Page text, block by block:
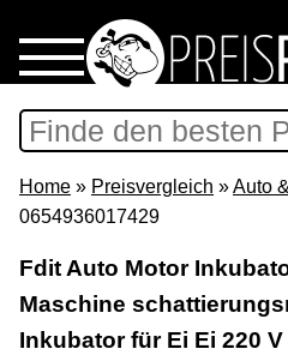
Home
Download
Support &
Home » Preisvergleich »Auto
0654936017429
Fdit Auto Motor
Maschine
Inkubator für Ei Ei 220